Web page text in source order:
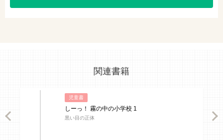
関連書籍
児童書
しーっ！ 霧の中の小学校 1
黒い目の正体